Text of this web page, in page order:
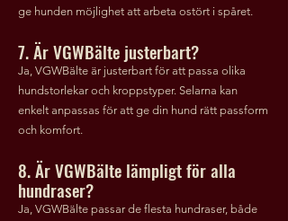
ge hunden möjlighet att arbeta ostört i spåret.
7. Är VGWBälte justerbart?
Ja, VGWBälte är justerbart för att passa olika
hundstorlekar och kroppstyper. Selarna kan
enkelt anpassas för att ge din hund rätt passform
och komfort.
8. Är VGWBälte lämpligt för alla
hundraser?
Ja, VGWBälte passar de flesta hundraser, både